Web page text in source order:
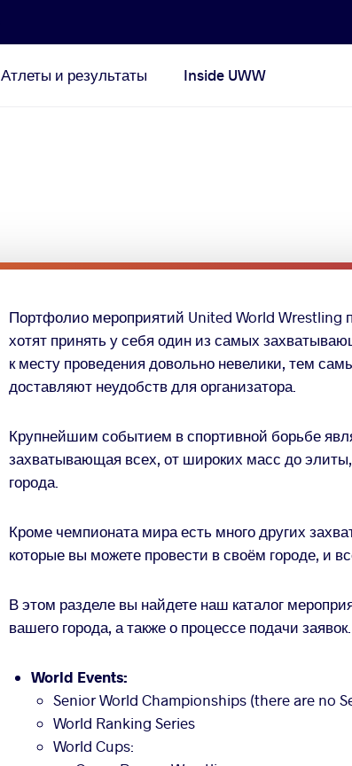
Атлеты и результаты Inside UWW
Портфолио мероприятий United World Wrestling
хотят принять у себя один из самых
к месту проведения довольно невелики, тем
доставляют неудобств для организатора.
Крупнейшим событием в спортивной борьбе
захватывающая всех, от широких масс до
города.
Кроме чемпионата мира есть много других
которые вы можете провести в своём городе, и
В этом разделе вы найдете наш каталог
вашего города, а также о процессе подачи заявок.
World Events:
Senior World Championships (there are no
World Ranking Series
World Cups: